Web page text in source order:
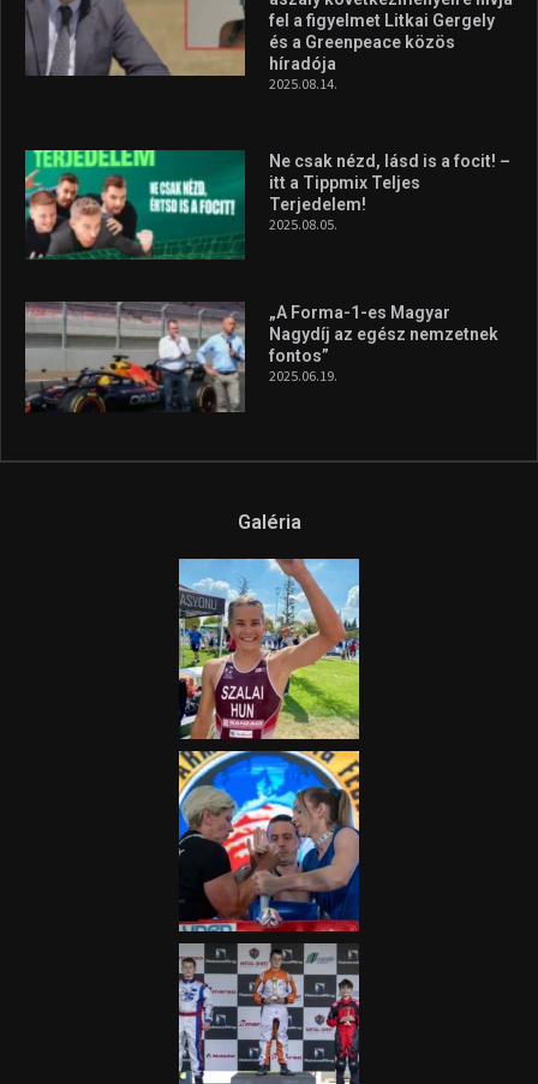
fel a figyelmet Litkai Gergely
és a Greenpeace közös
híradója
2025.08.14.
Ne csak nézd, lásd is a focit! –
itt a Tippmix Teljes
Terjedelem!
2025.08.05.
„A Forma-1-es Magyar
Nagydíj az egész nemzetnek
fontos”
2025.06.19.
Galéria